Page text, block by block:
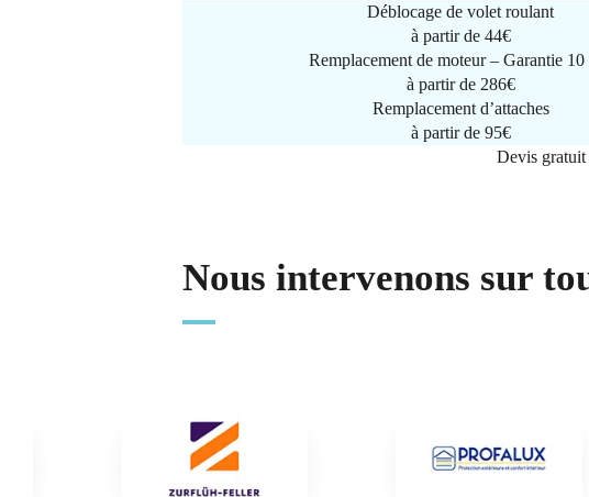
Déblocage de volet roulant
à partir de 44€
Remplacement de moteur – Garantie 10
à partir de 286€
Remplacement d’attaches
à partir de 95€
Devis
Nous intervenons sur